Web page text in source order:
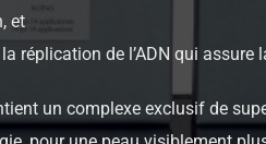
et
réplication de l’ADN qui assure
un complexe exclusif de